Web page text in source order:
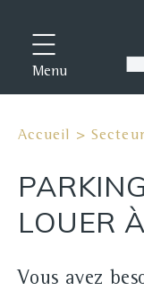
Menu
Accueil >
LOUER
Vous avez